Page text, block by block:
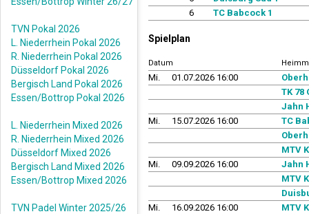
TVN Pokal 2026
L. Niederrhein Pokal 2026
R. Niederrhein Pokal 2026
Düsseldorf Pokal 2026
Bergisch Land Pokal 2026
Essen/Bottrop Pokal 2026
L. Niederrhein Mixed 2026
R. Niederrhein Mixed 2026
Düsseldorf Mixed 2026
Bergisch Land Mixed 2026
Essen/Bottrop Mixed 2026
TVN Padel Winter 2025/26
6
TC Babcock 1
Spielplan
Datum
Mi. 01.07.2026 16:00
TK 78
Jahn
Mi.
15.07.2026 16:00
TC
MTV
Mi.
09.09.2026 16:00
Jahn
MTV
Mi.
16.09.2026 16:00
MTV